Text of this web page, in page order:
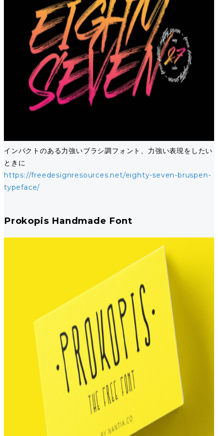
インパクトのある力強いブラシ調フォント、力強い表現をしたい
ときに
https://freedesignresources.net/eighty-seven-bruspen-
typeface/
Prokopis Handmade Font